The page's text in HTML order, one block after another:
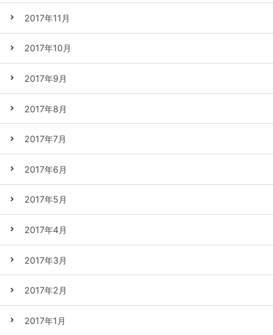
2017年11月
2017年10月
2017年9月
2017年8月
2017年7月
2017年6月
2017年5月
2017年4月
2017年3月
2017年2月
2017年1月